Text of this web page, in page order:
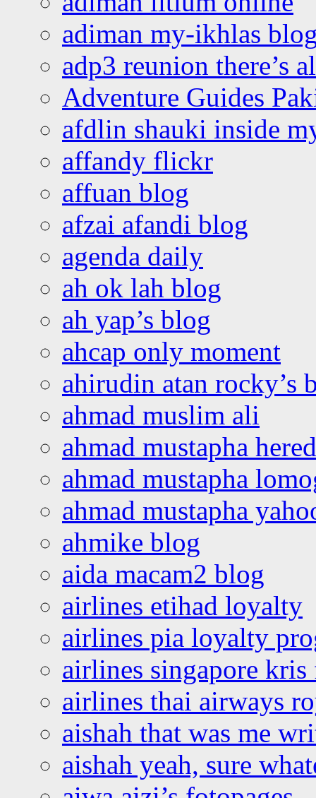
adiman my-ikhlas
adp3 reunion there’s
Adventure Guides
afdlin shauki inside
affandy flickr
affuan blog
afzai afandi blog
agenda daily
ah ok lah blog
ah yap’s blog
ahcap only moment
ahirudin atan rocky’s
ahmad muslim ali
ahmad mustapha
ahmad mustapha
ahmad mustapha
ahmike blog
aida macam2 blog
airlines etihad loyalty
airlines pia loyalty
airlines singapore
airlines thai airways
aishah that was me
aishah yeah, sure